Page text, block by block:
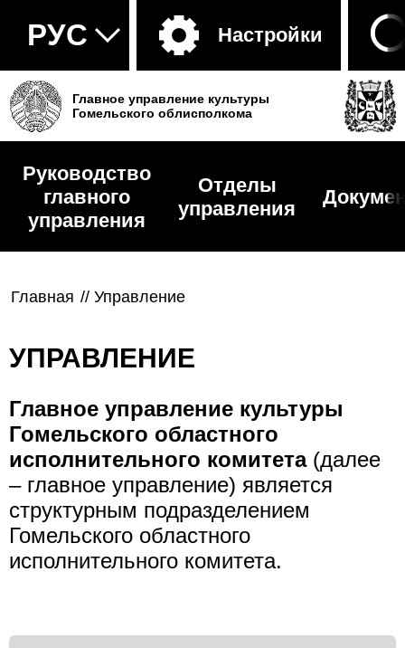
Настройки
Главное управление культуры
Гомельского облисполкома
Руководство
главного
управления
Отделы
управления
Главная // Управление
УПРАВЛЕНИЕ
Главное управление культуры
Гомельского областного
исполнительного комитета(далее
– главное управление) является
структурным подразделением
Гомельского областного
исполнительного комитета.